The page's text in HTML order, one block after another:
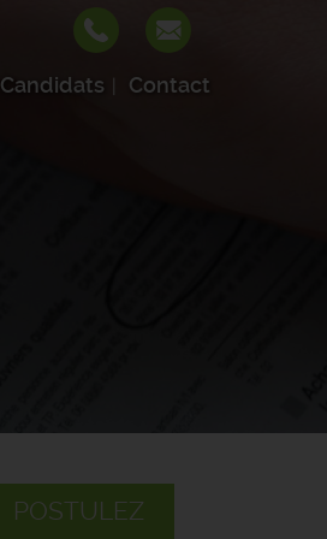
Candidats Contact
POSTULEZ